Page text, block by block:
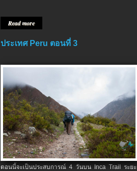
Read more
ประเทศ Peru ตอนที่ 3
ตอนนี้จะเป็นประสบการณ์ 4 วันบน Inca Trail ระยะ